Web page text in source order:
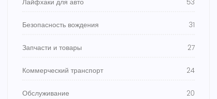
Лайфхаки для авто 53
Безопасность вождения 31
Запчасти и товары 27
Коммерческий транспорт 24
Обслуживание 20